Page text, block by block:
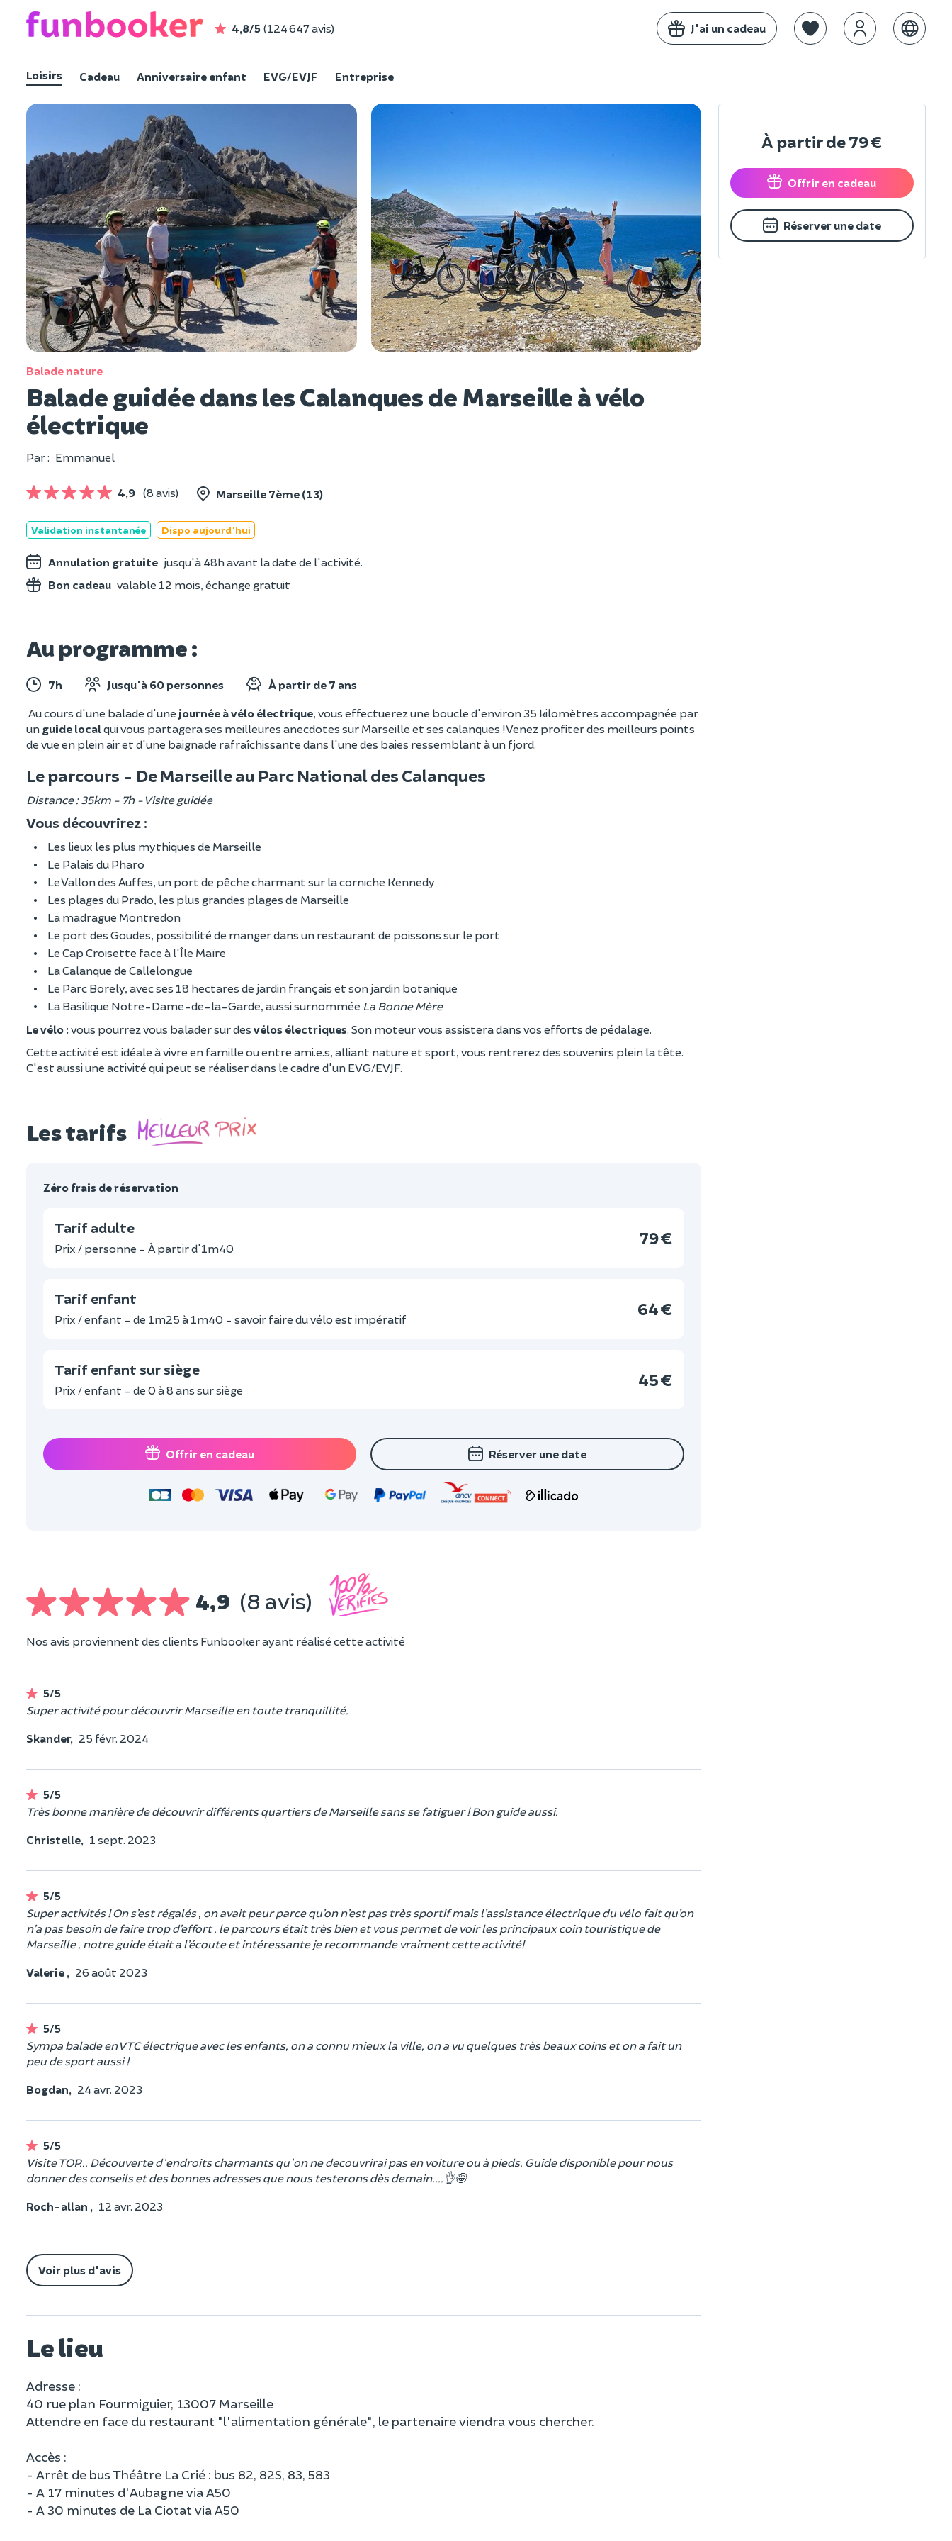
4,8/5 (124 647 avis) J'ai un cadeau
Loisirs Cadeau Anniversaire enfant EVG/EVJF Entreprise
Voir les photos
Balade nature
Balade guidée dans les Calanques de Marseille à vélo
électrique
Par : Emmanuel
4,9 (8 avis) Marseille 7ème (13)
Validation instantanée Dispo aujourd'hui
Annulation gratuite jusqu'à 48h avant la date de l'activité.
Bon cadeau valable 12 mois, échange gratuit
Au programme :
7h Jusqu'à 60 personnes À partir de 7 ans
Au cours d'une balade d'une journée à vélo électrique, vous effectuerez une boucle d'environ 35 kilomètres accompagnée par
un guide localqui vous partagera ses meilleures anecdotes sur Marseille et ses calanques ! Venez profiter des meilleurs points
de vue en plein air et d'une baignade rafraîchissante dans l'une des baies ressemblant à un fjord.
Le parcours - De Marseille au Parc National des Calanques
Distance : 35km - 7h - Visite guidée
Vous découvrirez :
Les lieux les plus mythiques de Marseille
Le Palais du Pharo
Le Vallon des Auffes, un port de pêche charmant sur la corniche Kennedy
Les plages du Prado, les plus grandes plages de Marseille
La madrague Montredon
Le port des Goudes, possibilité de manger dans un restaurant de poissons sur le port
Le Cap Croisette face à l'Île Maïre
La Calanque de Callelongue
Le Parc Borely, avec ses 18 hectares de jardin français et son jardin botanique
La Basilique Notre-Dame-de-la-Garde, aussi surnommée La Bonne Mère
Le vélo :vous pourrez vous balader sur des vélos électriques. Son moteur vous assistera dans vos efforts de pédalage.
Cette activité est idéale à vivre en famille ou entre ami.e.s, alliant nature et sport, vous rentrerez des souvenirs plein la tête.
C'est aussi une activité qui peut se réaliser dans le cadre d'un EVG/EVJF.
Les tarifs
Zéro frais de réservation
Tarif adulte
Prix / personne - À partir d'1m40
79 €
Tarif enfant
Prix / enfant - de 1m25 à 1m40 - savoir faire du vélo est impératif
64 €
Tarif enfant sur siège
Prix / enfant - de 0 à 8 ans sur siège
45 €
Offrir en cadeau Réserver une date
4,9 (8 avis)
Nos avis proviennent des clients Funbooker ayant réalisé cette activité
5/5
Super activité pour découvrir Marseille en toute tranquillité.
Skander, 25 févr. 2024
5/5
Très bonne manière de découvrir différents quartiers de Marseille sans se fatiguer ! Bon guide aussi.
Christelle, 1 sept. 2023
5/5
Super activités ! On s’est régalés , on avait peur parce qu’on n’est pas très sportif mais l’assistance électrique du vélo fait qu’on
n’a pas besoin de faire trop d’effort , le parcours était très bien et vous permet de voir les principaux coin touristique de
Marseille , notre guide était a l’écoute et intéressante je recommande vraiment cette activité!
Valerie , 26 août 2023
5/5
Sympa balade en VTC électrique avec les enfants, on a connu mieux la ville, on a vu quelques très beaux coins et on a fait un
peu de sport aussi !
Bogdan, 24 avr. 2023
5/5
Visite TOP... Découverte d'endroits charmants qu'on ne decouvrirai pas en voiture ou à pieds. Guide disponible pour nous
donner des conseils et des bonnes adresses que nous testerons dès demain....👌🤪
Roch-allan , 12 avr. 2023
Voir plus d'avis
Le lieu
Adresse :
40 rue plan Fourmiguier, 13007 Marseille
Attendre en face du restaurant "l'alimentation générale", le partenaire viendra vous chercher.
Accès :
- Arrêt de bus Théâtre La Crié : bus 82, 82S, 83, 583
- A 17 minutes d'Aubagne via A50
- A 30 minutes de La Ciotat via A50
À partir de79 €
Offrir en cadeau
Réserver une date